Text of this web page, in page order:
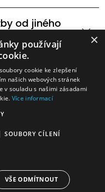
od jiného
internetového
×
používají
cookie ke zlepšení
našich webových stránek
v souladu s našimi zásadami
Více informací
SOUBORY CÍLENÍ
VŠE ODMÍTNOUT